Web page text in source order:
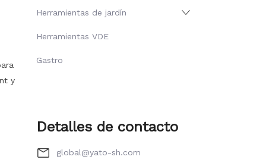
y
Herramientas de jardín
Herramientas VDE
Gastro
Detalles de contacto
global@yato-sh.com